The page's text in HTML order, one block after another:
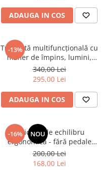
ADAUGA IN COS
-13%
Tricicletă multifuncțională cu
mâner de împins, lumini,
sunete și acoperiș - Roz
340,00 Lei
295,00 Lei
ADAUGA IN COS
-16% NOU
Bicicletă de echilibru
ergonomică - fără pedale
(albastru)
200,00 Lei
168,00 Lei